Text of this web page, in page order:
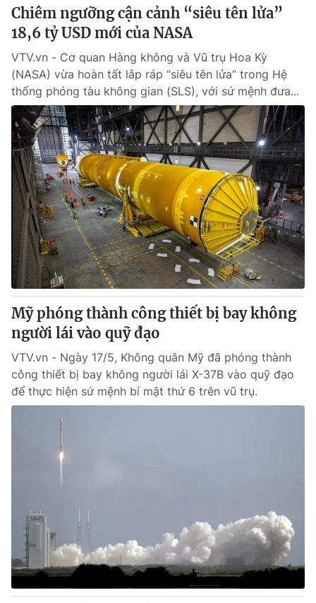
Chiêm ngưỡng cận cảnh “siêu tên lửa”
18,6 tỷ USD mới của NASA
VTV.vn - Cơ quan Hàng không và Vũ trụ Hoa Kỳ
(NASA) vừa hoàn tất lắp ráp “siêu tên lửa” trong Hệ
thống phóng tàu không gian (SLS), với sứ mệnh đưa...
Mỹ phóng thành công thiết bị bay không
người lái vào quỹ đạo
VTV.vn - Ngày 17/5, Không quân Mỹ đã phóng thành
công thiết bị bay không người lái X-37B vào quỹ đạo
để thực hiện sứ mệnh bí mật thứ 6 trên vũ trụ.